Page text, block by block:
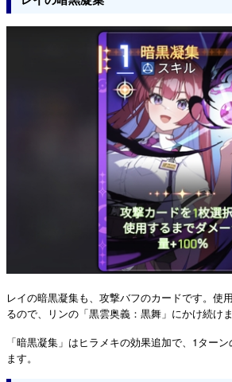
レイの暗黒凝集も、攻撃バフのカードです。使
るので、リンの「黒雲奥義：黒舞」にかけ続けま
「暗黒凝集」はヒラメキの効果追加で、1ター
ます。